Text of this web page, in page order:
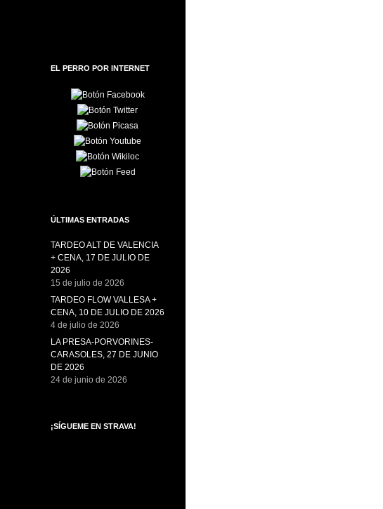
EL PERRO POR INTERNET
ÚLTIMAS ENTRADAS
TARDEO ALT DE VALENCIA
+ CENA, 17 DE JULIO DE
2026
15 de julio de 2026
TARDEO FLOW VALLESA +
CENA, 10 DE JULIO DE 2026
4 de julio de 2026
LA PRESA-PORVORINES-
CARASOLES, 27 DE JUNIO
DE 2026
24 de junio de 2026
¡SÍGUEME EN STRAVA!